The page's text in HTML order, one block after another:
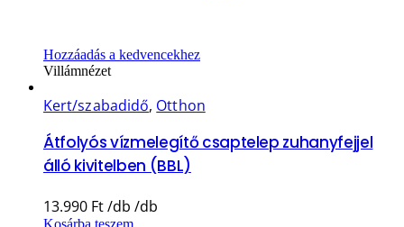
Hozzáadás a kedvencekhez
Villámnézet
Kert/szabadidő, Otthon
Átfolyós vízmelegítő csaptelep zuhanyfejjel
álló kivitelben (BBL)
13.990 Ft